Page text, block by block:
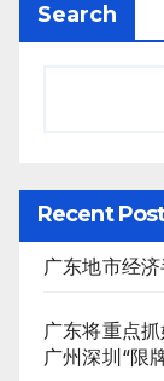
Search
Recent
广东地市经
广东将重点
广州深圳“限